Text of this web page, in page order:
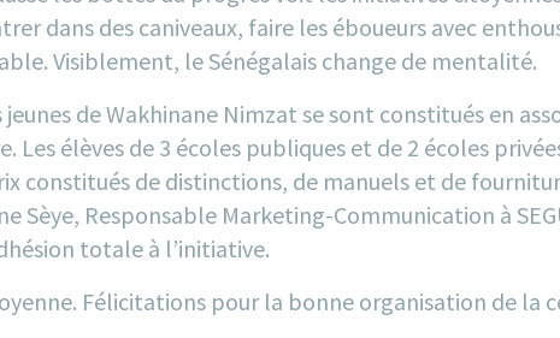
dans des caniveaux, faire les éboueurs avec
Visiblement, le Sénégalais change de mentalité.
jeunes de Wakhinane Nimzat se sont constitués en
Les élèves de 3 écoles publiques et de 2 écoles
constitués de distinctions, de manuels et de
Sèye, Responsable Marketing-Communication à
totale à l’initiative.
Félicitations pour la bonne organisation de la